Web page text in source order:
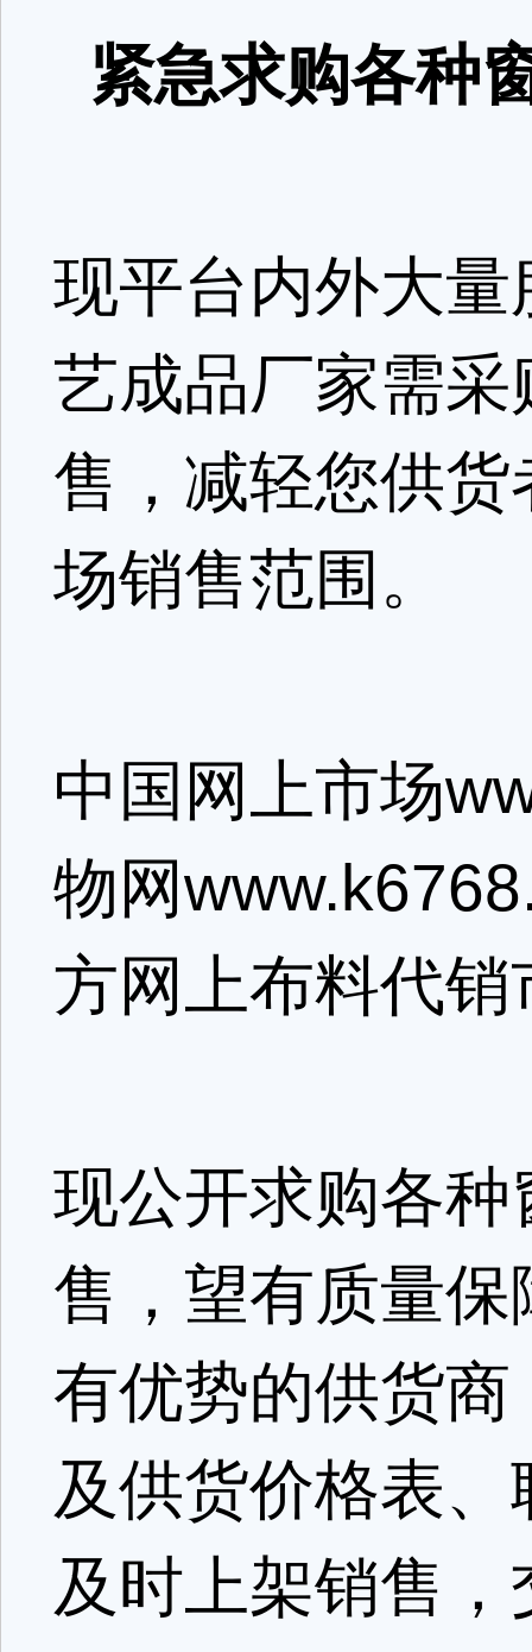
紧急求购各种
现平台内外大
艺成品厂家需
售，减轻您供
场销售范围。
中国网上市场
物网
方网上布料代销
现公开求购各
售，望有质量
有优势的供货
及供货价格表
及时上架销售